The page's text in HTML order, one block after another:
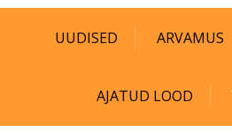
e
UUDISED ARVAMUS
AJATUD LOOD